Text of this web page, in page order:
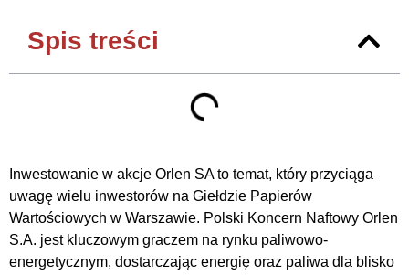
Spis treści
Inwestowanie w akcje Orlen SA to temat, który przyciąga
uwagę wielu inwestorów na Giełdzie Papierów
Wartościowych w Warszawie. Polski Koncern Naftowy Orlen
S.A. jest kluczowym graczem na rynku paliwowo-
energetycznym, dostarczając energię oraz paliwa dla blisko